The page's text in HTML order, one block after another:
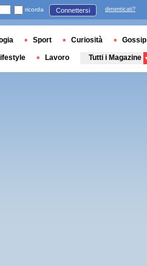
ricorda Connettersi dimenticati?
Sport Curiosità Gossip
Lavoro Tutti i Magazine